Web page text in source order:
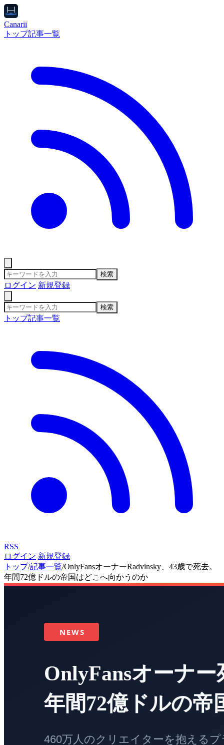
Canarii
トップ記事一覧
検索
ログイン 新規登録
検索
トップ記事一覧
RSS
ログイン 新規登録
トップ/記事一覧/OnlyFansオーナーRadvinsky、43歳で死去。
年間72億ドルの帝国はどこへ向かうのか